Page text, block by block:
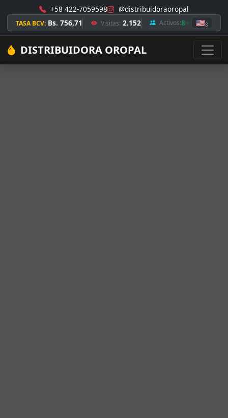
+58 422-7059598 @distribuidoraoropal
TASA BCV: Bs. 756,71 Visitas: 2.152 Activos:8 🇺🇸8
DISTRIBUIDORA OROPAL